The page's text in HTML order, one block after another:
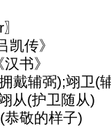
传》
书》
戴辅弼);翊卫(
从(护卫随从)
敬的样子)